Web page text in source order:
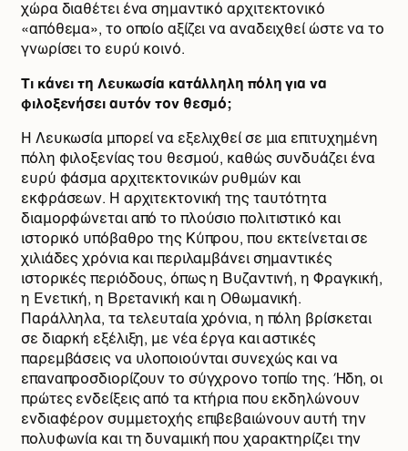
χώρα διαθέτει ένα σημαντικό αρχιτεκτονικό
«απόθεμα», το οποίο αξίζει να αναδειχθεί ώστε να το
γνωρίσει το ευρύ κοινό.
Τι κάνει τη Λευκωσία κατάλληλη πόλη για να
φιλοξενήσει αυτόν τον θεσμό;
Η Λευκωσία μπορεί να εξελιχθεί σε μια επιτυχημένη
πόλη φιλοξενίας του θεσμού, καθώς συνδυάζει ένα
ευρύ φάσμα αρχιτεκτονικών ρυθμών και
εκφράσεων. Η αρχιτεκτονική της ταυτότητα
διαμορφώνεται από το πλούσιο πολιτιστικό και
ιστορικό υπόβαθρο της Κύπρου, που εκτείνεται σε
χιλιάδες χρόνια και περιλαμβάνει σημαντικές
ιστορικές περιόδους, όπως η Βυζαντινή, η Φραγκική,
η Ενετική, η Βρετανική και η Οθωμανική.
Παράλληλα, τα τελευταία χρόνια, η πόλη βρίσκεται
σε διαρκή εξέλιξη, με νέα έργα και αστικές
παρεμβάσεις να υλοποιούνται συνεχώς και να
επαναπροσδιορίζουν το σύγχρονο τοπίο της. Ήδη, οι
πρώτες ενδείξεις από τα κτήρια που εκδηλώνουν
ενδιαφέρον συμμετοχής επιβεβαιώνουν αυτή την
πολυφωνία και τη δυναμική που χαρακτηρίζει την